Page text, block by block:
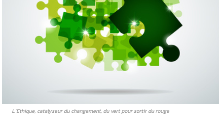
L’Ethique, catalyseur du changement, du vert pour sortir du rouge